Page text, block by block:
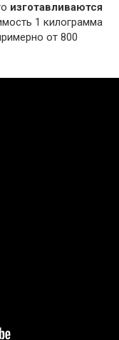
изготавливаются
1 килограмма
от 800